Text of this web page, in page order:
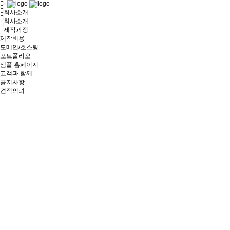
Toggle
navigation
회사소개
회사소개
제작과정
제작비용
도메인/호스팅
포트폴리오
샘플 홈페이지
고객과 함께
공지사항
견적의뢰